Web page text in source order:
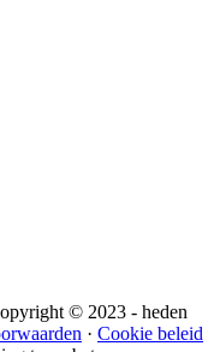
© 2023 - heden
· Cookie beleid